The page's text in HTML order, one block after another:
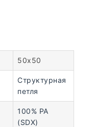
50х50
Структурная
петля
100% PA
(SDX)